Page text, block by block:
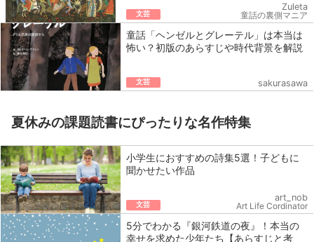
文芸
Zuleta
童話の裏側マニア
童話「ヘンゼルとグレーテル」は本当は
怖い？初版のあらすじや時代背景を解説
文芸 sakurasawa
夏休みの課題読書にぴったりな名作特集
小学生におすすめの詩集5選！子どもに
聞かせたい作品
文芸
art_nob
Art Life Cordinator
5分でわかる『銀河鉄道の夜』！本当の
幸せを求めた少年たち【あらすじと考